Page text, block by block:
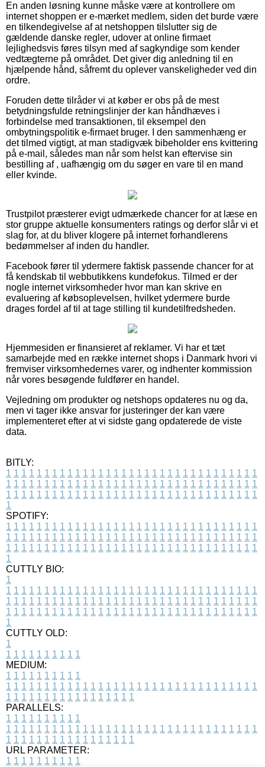
En anden løsning kunne måske være at kontrollere om
internet shoppen er e-mærket medlem, siden det burde være
en tilkendegivelse af at netshoppen tilslutter sig de
gældende danske regler, udover at online firmaet
lejlighedsvis føres tilsyn med af sagkyndige som kender
vedtægterne på området. Det giver dig anledning til en
hjælpende hånd, såfremt du oplever vanskeligheder ved din
ordre.
Foruden dette tilråder vi at køber er obs på de mest
betydningsfulde retningslinjer der kan håndhæves i
forbindelse med transaktionen, til eksempel den
ombytningspolitik e-firmaet bruger. I den sammenhæng er
det tilmed vigtigt, at man stadigvæk bibeholder ens kvittering
på e-mail, således man når som helst kan eftervise sin
bestilling af , uafhængig om du søger en vare til en mand
eller kvinde.
Trustpilot præsterer evigt udmærkede chancer for at læse en
stor gruppe aktuelle konsumenters ratings og derfor slår vi et
slag for, at du bliver klogere på internet forhandlerens
bedømmelser af inden du handler.
Facebook fører til ydermere faktisk passende chancer for at
få kendskab til webbutikkens kundefokus. Tilmed er der
nogle internet virksomheder hvor man kan skrive en
evaluering af købsoplevelsen, hvilket ydermere burde
drages fordel af til at tage stilling til kundetilfredsheden.
Hjemmesiden er finansieret af reklamer. Vi har et tæt
samarbejde med en række internet shops i Danmark hvori vi
fremviser virksomhedernes varer, og indhenter kommission
når vores besøgende fuldfører en handel.
Vejledning om produkter og netshops opdateres nu og da,
men vi tager ikke ansvar for justeringer der kan være
implementeret efter at vi sidste gang opdaterede de viste
data.
BITLY:
1 1 1 1 1 1 1 1 1 1 1 1 1 1 1 1 1 1 1 1 1 1 1 1 1 1 1 1 1 1 1 1 1
1 1 1 1 1 1 1 1 1 1 1 1 1 1 1 1 1 1 1 1 1 1 1 1 1 1 1 1 1 1 1 1 1
1 1 1 1 1 1 1 1 1 1 1 1 1 1 1 1 1 1 1 1 1 1 1 1 1 1 1 1 1 1 1 1 1
1
SPOTIFY:
1 1 1 1 1 1 1 1 1 1 1 1 1 1 1 1 1 1 1 1 1 1 1 1 1 1 1 1 1 1 1 1 1
1 1 1 1 1 1 1 1 1 1 1 1 1 1 1 1 1 1 1 1 1 1 1 1 1 1 1 1 1 1 1 1 1
1 1 1 1 1 1 1 1 1 1 1 1 1 1 1 1 1 1 1 1 1 1 1 1 1 1 1 1 1 1 1 1 1
1
CUTTLY BIO:
1
1 1 1 1 1 1 1 1 1 1 1 1 1 1 1 1 1 1 1 1 1 1 1 1 1 1 1 1 1 1 1 1 1
1 1 1 1 1 1 1 1 1 1 1 1 1 1 1 1 1 1 1 1 1 1 1 1 1 1 1 1 1 1 1 1 1
1 1 1 1 1 1 1 1 1 1 1 1 1 1 1 1 1 1 1 1 1 1 1 1 1 1 1 1 1 1 1 1 1
1
CUTTLY OLD:
1
1 1 1 1 1 1 1 1 1 1
MEDIUM:
1 1 1 1 1 1 1 1 1 1
1 1 1 1 1 1 1 1 1 1 1 1 1 1 1 1 1 1 1 1 1 1 1 1 1 1 1 1 1 1 1 1 1
1 1 1 1 1 1 1 1 1 1 1 1 1 1 1 1 1
PARALLELS:
1 1 1 1 1 1 1 1 1 1
1 1 1 1 1 1 1 1 1 1 1 1 1 1 1 1 1 1 1 1 1 1 1 1 1 1 1 1 1 1 1 1 1
1 1 1 1 1 1 1 1 1 1 1 1 1 1 1 1 1
URL PARAMETER:
1 1 1 1 1 1 1 1 1 1